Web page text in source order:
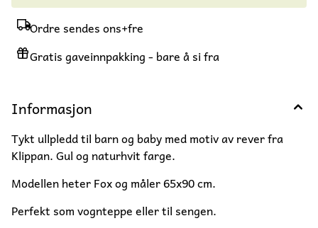
Ordre sendes ons+fre
Gratis gaveinnpakking - bare å si fra
Informasjon
Tykt ullpledd til barn og baby med motiv av rever fra
Klippan. Gul og naturhvit farge.
Modellen heter Fox og måler 65x90 cm.
Perfekt som vognteppe eller til sengen.